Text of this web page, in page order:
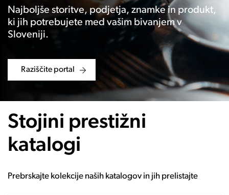
Najboljše storitve, podjetja, znamke in produkt,
ki jih potrebujete med vašim bivanjem v
Sloveniji.
Raziščite portal
Stojini prestižni
katalogi
Prebrskajte kolekcije naših katalogov in jih prelistajte